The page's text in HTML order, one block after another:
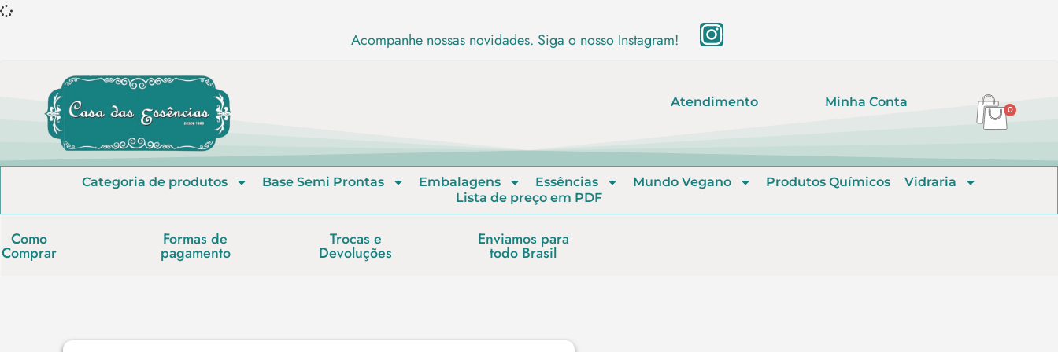
Acompanhe nossas novidades. Siga o nosso Instagram!
Atendimento Minha Conta
0
Categoria de produtos Base Semi Prontas Embalagens Essências Mundo Vegano Produtos Químicos
Vidraria
Lista de preço em PDF
Como
Comprar
Formas de
pagamento
Trocas e
Devoluções
Enviamos para
todo Brasil